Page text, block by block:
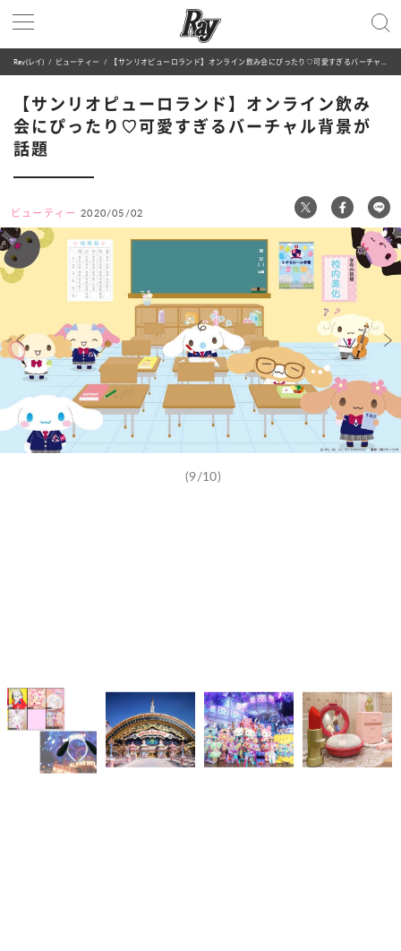
Ray(レイ) ビューティー 【サンリオピューロランド】オンライン飲み会にぴったり♡可愛すぎるバーチャル背景が話題
【サンリオピューロランド】オンライン飲み
会にぴったり♡可愛すぎるバーチャル背景が
話題
ビューティー 2020/05/02
(9/10)